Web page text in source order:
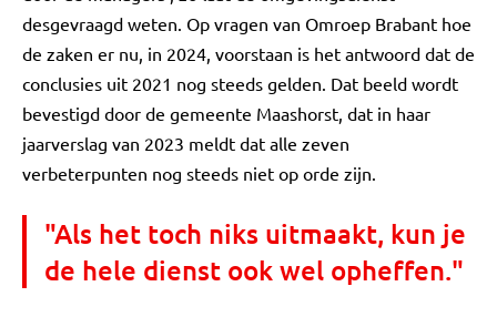
desgevraagd weten. Op vragen van Omroep Brabant hoe
de zaken er nu, in 2024, voorstaan is het antwoord dat de
conclusies uit 2021 nog steeds gelden. Dat beeld wordt
bevestigd door de gemeente Maashorst, dat in haar
jaarverslag van 2023 meldt dat alle zeven
verbeterpunten nog steeds niet op orde zijn.
"Als het toch niks uitmaakt, kun je
de hele dienst ook wel opheffen."